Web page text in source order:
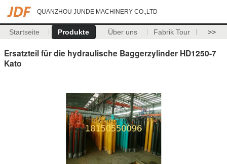
QUANZHOU JUNDE MACHINERY CO.,LTD
Startseite Produkte Über uns Fabrik Tour >>
Ersatzteil für die hydraulische Baggerzylinder HD1250-7
Kato